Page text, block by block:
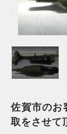
佐賀市のお
取をさせて